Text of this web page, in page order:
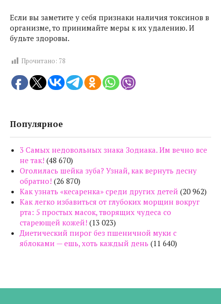
Если вы заметите у себя признаки наличия токсинов в
организме, то принимайте меры к их удалению. И
будьте здоровы.
Прочитано: 78
Популярное
3 Самых недовольных знака Зодиака. Им вечно все
не так! (48 670)
Оголилась шейка зуба? Узнай, как вернуть десну
обратно! (26 870)
Как узнать «кесаренка» среди других детей (20 962)
Как легко избавиться от глубоких морщин вокруг
рта: 5 простых масок, творящих чудеса со
стареющей кожей! (13 023)
Диетический пирог без пшеничной муки с
яблоками — ешь, хоть каждый день (11 640)